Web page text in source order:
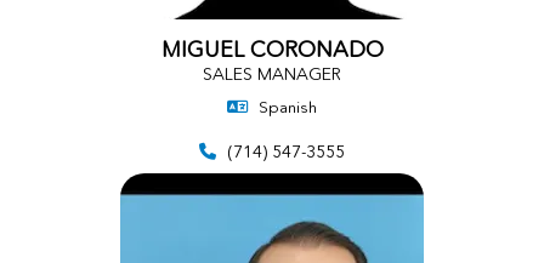
MIGUEL CORONADO
SALES MANAGER
Spanish
(714) 547-3555